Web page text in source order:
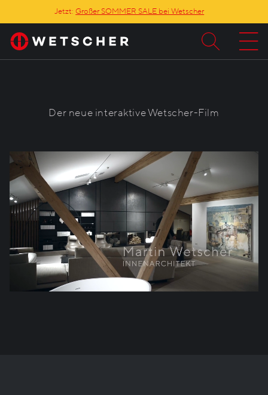
Jetzt:Großer SOMMER SALE bei Wetscher
Der neue interaktive Wetscher-Film